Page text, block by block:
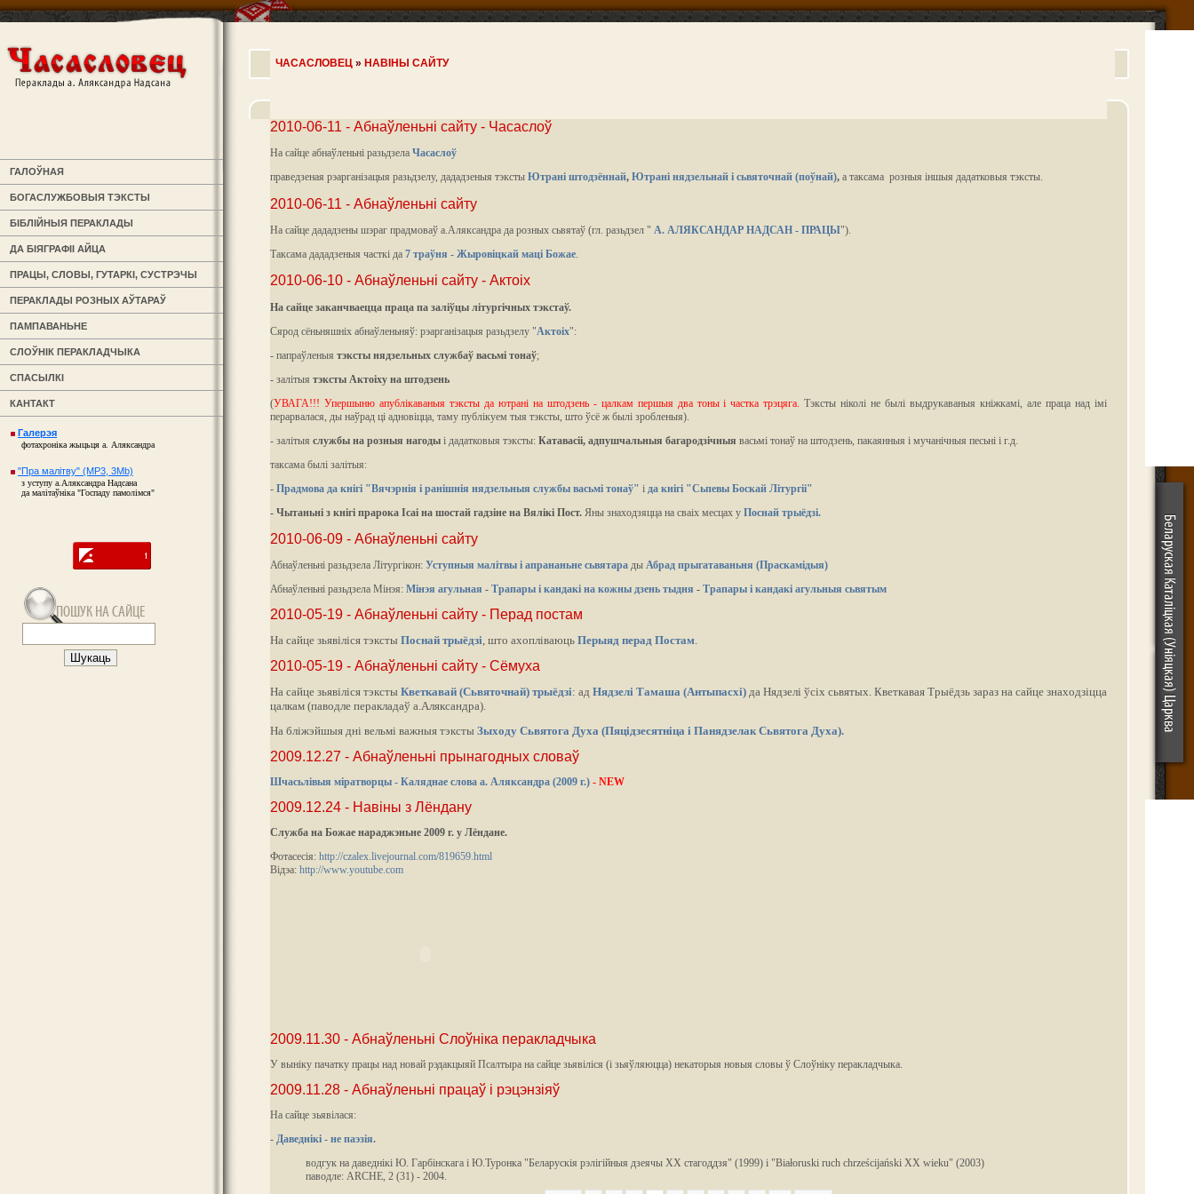
ГАЛОЎНАЯ
БОГАСЛУЖБОВЫЯ ТЭКСТЫ
БІБЛІЙНЫЯ ПЕРАКЛАДЫ
ДА БІЯГРАФІІ АЙЦА
ПРАЦЫ, СЛОВЫ, ГУТАРКІ, СУСТРЭЧЫ
ПЕРАКЛАДЫ РОЗНЫХ АЎТАРАЎ
ПАМПАВАНЬНЕ
СЛОЎНІК ПЕРАКЛАДЧЫКА
СПАСЫЛКІ
КАНТАКТ
Галерэя
фотахроніка жыцьця а. Аляксандра
"Пра малітву" (MP3, 3Mb)
з уступу а.Аляксандра Надсана
да малітаўніка "Госпаду памолімся"
ЧАСАСЛОВЕЦ » НАВІНЫ САЙТУ
2010-06-11 - Абнаўленьні сайту - Часаслоў
На сайце абнаўленьні разьдзела Часаслоў
праведзеная рэарганізацыя разьдзелу, дададзеныя тэксты Ютрані штодзённай, Ютрані нядзельнай і сьвяточнай (поўнай), а таксама розныя іншыя дадатковыя тэксты.
2010-06-11 - Абнаўленьні сайту
На сайце дададзены шэраг прадмоваў а.Аляксандра да розных сьвятаў (гл. разьдзел " А. АЛЯКСАНДАР НАДСАН - ПРАЦЫ").
Таксама дададзеныя часткі да 7 траўня - Жыровіцкай маці Божае.
2010-06-10 - Абнаўленьні сайту - Актоіх
На сайце заканчваецца праца па заліўцы літургічных тэкстаў.
Сярод сёньняшніх абнаўленьняў: рэарганізацыя разьдзелу "Актоіх":
- папраўленыя тэксты нядзельных службаў васьмі тонаў;
- залітыя тэксты Актоіху на штодзень
(УВАГА!!! Упершыню апублікаваныя тэксты да ютрані на штодзень - цалкам першыя два тоны і частка трэцяга. Тэксты ніколі не былі выдрукаваныя кніжкамі, але праца над імі
перарвалася, ды наўрад ці адновіцца, таму публікуем тыя тэксты, што ўсё ж былі зробленыя).
- залітыя службы на розныя нагоды і дадатковыя тэксты: Катавасіі, адпушчальныя багародзічныя васьмі тонаў на штодзень, пакаянныя і мучанічныя песьні і г.д.
таксама былі залітыя:
- Прадмова да кнігі "Вячэрнія і ранішнія нядзельныя службы васьмі тонаў" і да кнігі "Сьпевы Боскай Літургіі"
- Чытаньні з кнігі прарока Ісаі на шостай гадзіне на Вялікі Пост. Яны знаходзяцца на сваіх месцах у Поснай трыёдзі.
2010-06-09 - Абнаўленьні сайту
Абнаўленьні разьдзела Літургікон: Уступныя малітвы і апрананьне сьвятара ды Абрад прыгатаваньня (Праскамідыя)
Абнаўленьні разьдзела Мінэя: Мінэя агульная - Трапары і кандакі на кожны дзень тыдня - Трапары і кандакі агульныя сьвятым
2010-05-19 - Абнаўленьні сайту - Перад постам
На сайце зьявіліся тэксты Поснай трыёдзі, што ахопліваюць Перыяд перад Постам.
2010-05-19 - Абнаўленьні сайту - Сёмуха
На сайце зьявіліся тэксты Кветкавай (Сьвяточнай) трыёдзі: ад Нядзелі Тамаша (Антыпасхі) да Нядзелі ўсіх сьвятых. Кветкавая Трыёдзь зараз на сайце знаходзіцца
цалкам (паводле перакладаў а.Аляксандра).
На бліжэйшыя дні вельмі важныя тэксты Зыходу Сьвятога Духа (Пяцідзесятніца і Панядзелак Сьвятога Духа).
2009.12.27 - Абнаўленьні прынагодных словаў
Шчасьлівыя міратворцы - Каляднае слова а. Аляксандра (2009 г.) - NEW
2009.12.24 - Навіны з Лёндану
Служба на Божае нараджэньне 2009 г. у Лёндане.
Фотасесія: http://czalex.livejournal.com/819659.html
Відэа: http://www.youtube.com
2009.11.30 - Абнаўленьні Слоўніка перакладчыка
У выніку пачатку працы над новай рэдакцыяй Псалтыра на сайце зьявіліся (і зьяўляюцца) некаторыя новыя словы ў Слоўніку перакладчыка.
2009.11.28 - Абнаўленьні працаў і рэцэнзіяў
На сайце зьявілася:
- Даведнікі - не паэзія.
водгук на даведнікі Ю. Гарбінскага і Ю.Туронка "Беларускія рэлігійныя дзеячы XX стагоддзя" (1999) і "Białoruski ruch chrześcijański XX wieku" (2003)
паводле: ARCHE, 2 (31) - 2004.